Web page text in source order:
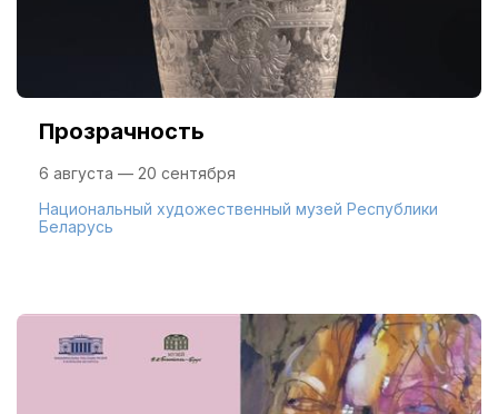
Прозрачность
6 августа — 20 сентября
Национальный художественный музей Республики
Беларусь